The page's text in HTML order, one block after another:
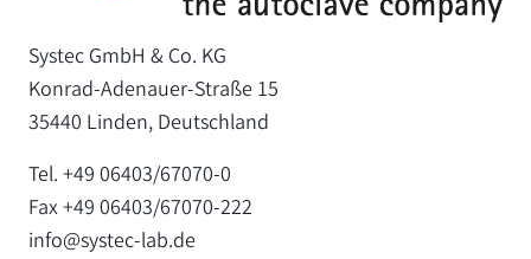
Systec GmbH & Co. KG
Konrad-Adenauer-Straße 15
35440 Linden, Deutschland
Tel. +49 06403/67070-0
Fax +49 06403/67070-222
info@systec-lab.de